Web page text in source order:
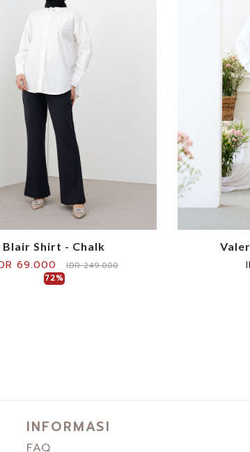
Blair Shirt - Chalk
69.000
IDR 249.000
72%
INFORMASI
FAQ